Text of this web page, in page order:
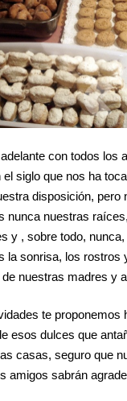
con todos los
el siglo que nos ha
disposición, pero
nunca nuestras
y , sobre todo,
la sonrisa, los rostros
nuestras madres y
te proponemos
esos dulces que
casas, seguro que
amigos sabrán